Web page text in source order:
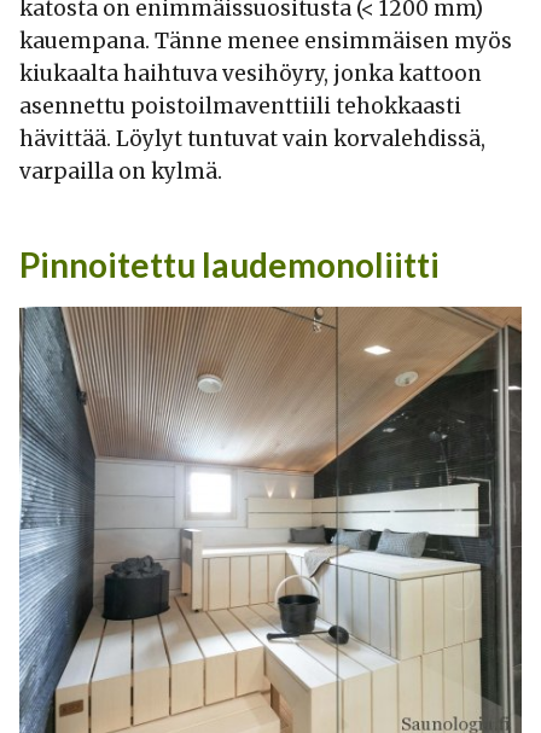
katosta on enimmäissuositusta (< 1200 mm)
kauempana. Tänne menee ensimmäisen myös
kiukaalta haihtuva vesihöyry, jonka kattoon
asennettu poistoilmaventtiili tehokkaasti
hävittää. Löylyt tuntuvat vain korvalehdissä,
varpailla on kylmä.
Pinnoitettu laudemonoliitti